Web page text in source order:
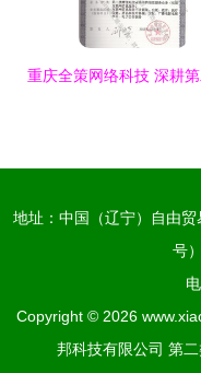
地址：中国（辽宁）自由
号
Copyright © 2026
邦科技有限公司 第